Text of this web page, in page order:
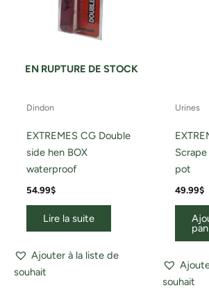
EN RUPTURE DE STOCK
Dindon
EXTREMES CG Double
side hen BOX
waterproof
54.99$
Lire la suite
Ajouter à la liste de
souhait
Urines
pot
49.99$
souhait